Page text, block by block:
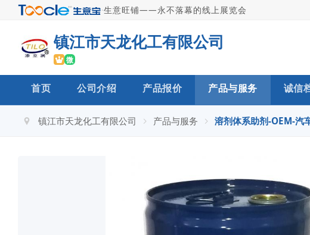
·生意旺铺——永不落幕的线上展览会
镇江市天龙化工有限公司
微
首页 公司介绍 产品报价 产品与服务 诚信
镇江市天龙化工有限公司 产品与服务 溶剂体系助剂-OEM-汽